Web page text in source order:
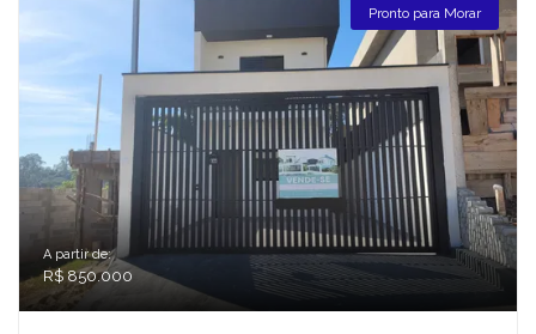
Pronto para Morar
A partir de:
R$ 850.000